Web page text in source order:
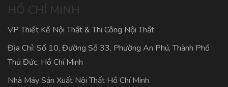
VP Thiết Kế Nội Thất & Thi Công Nội Thất
Địa Chỉ: Số 10, Đường Số 33, Phường An Phú, Thành Phố
Thủ Đức, Hồ Chí Minh
Nhà Máy Sản Xuất Nội Thất Hồ Chí Minh